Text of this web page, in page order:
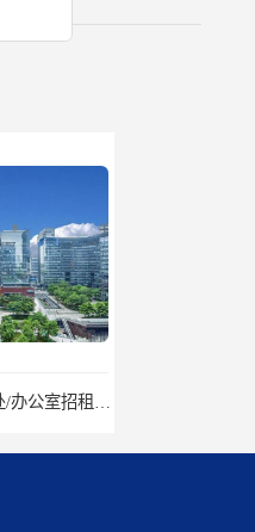
中国华润大厦招商